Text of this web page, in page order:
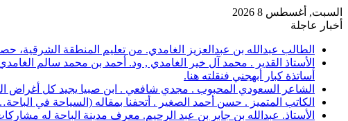
السبت, أغسطس 8 2026
أخبار عاجلة
الطالب عبدالله بن عبدالعزيز الغامدي. من تعليم المنطقة الشرقية، حصل على أفضل
الأستاذ القدير . محمد آل خير الغامدي , ود. أحمد بن محمد سالم
أساتذة كبار أبهجني فنقلته هنا.
الشاعر السعودي المحبوب . مجدي شافعي . ابن صبيا يجيد كل أغراض
الكاتب المتميز . حسن أحمد الصغير . أتحفنا بمقاله (السياحة في
الأستاذ. عبدالله بن جابر بن عبد الرحيم. معرف مدينة الباحة له